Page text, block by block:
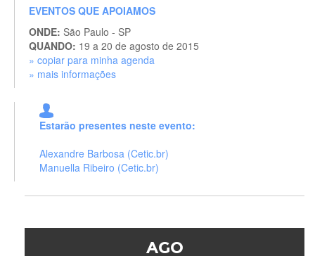
EVENTOS QUE APOIAMOS
ONDE: São Paulo - SP
QUANDO: 19 a 20 de agosto de 2015
» copiar para minha agenda
» mais informações
Estarão presentes neste evento:
Alexandre Barbosa (Cetic.br)
Manuella Ribeiro (Cetic.br)
AGO